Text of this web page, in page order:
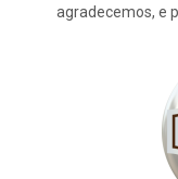
agradecemos, e